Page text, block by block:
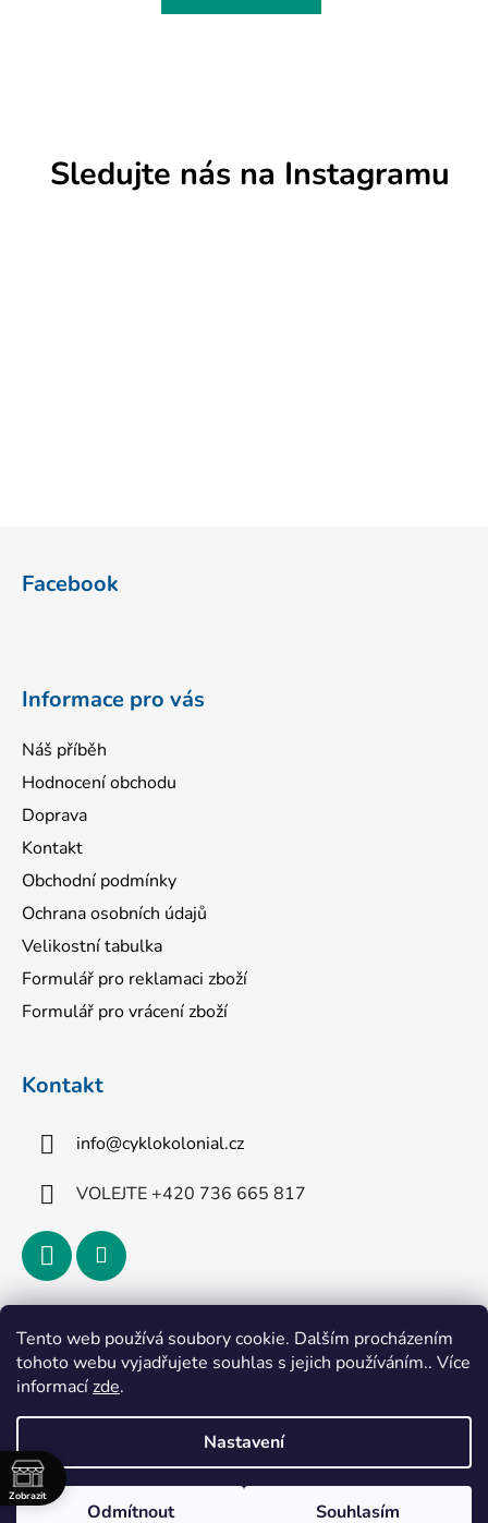
Tento web používá soubory cookie. Dalším procházením
tohoto webu vyjadřujete souhlas s jejich používáním.. Více
informacízde.
Nastavení
Odmítnout Souhlasím
Sledujte nás na Instagramu
Facebook
Informace pro vás
Náš příběh
Hodnocení obchodu
Doprava
Kontakt
Obchodní podmínky
Ochrana osobních údajů
Velikostní tabulka
Formulář pro reklamaci zboží
Formulář pro vrácení zboží
Kontakt
info@cyklokolonial.cz
VOLEJTE +420 736 665 817
Přijímáme online platby
Vytvořil Shoptet
Copyright 2026
. Všechna práva
Zobrazit